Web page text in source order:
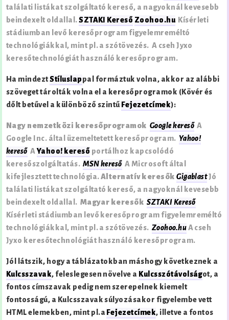
találati listákat szolgáltató kereső, a nagyoknál kevesebb
beindexelt oldallal.SZTAKI Kereső Zoohoo.huKísérleti
stádiumban levő keresőprogram figyelemreméltó
technológiákkal, mint pl. a szótövezés. A cseh Jyxo
keresőtechnológiát használó keresőprogram.
Ha mindeztStíluslappal formáztuk volna, akkor az alábbi
szöveget tárolták volna el a keresőprogramok (Kövér és
dőlt betűvel a különböző szintű Fejezetcímek):
Nagy nemzetközi keresőprogramok Google kereső A
Google Inc. által üzemeltetett keresőprogram. Yahoo!
kereső AYahoo! kereső portálhoz kapcsolódó
keresőszolgáltatás.MSN kereső A Microsoft által
kifejlesztett technológia.Alternatív keresők GigablastJó
találati listákat szolgáltató kereső, a nagyoknál kevesebb
beindexelt oldallal. Magyar keresőkSZTAKI Kereső
Kísérleti stádiumban levő keresőprogram figyelemreméltó
technológiákkal, mint pl. a szótövezés. Zoohoo.huA cseh
Jyxo keresőtechnológiát használó keresőprogram.
Jól látszik, hogy a táblázatokban máshogy következnek a
Kulcsszavak, feleslegesen növelve a Kulcsszótávolságot, a
fontos címszavak pedig nem szerepelnek kiemelt
fontosságú, a Kulcsszavak súlyozásakor figyelembe vett
HTML elemekben, mint pl.a Fejezetcímek, illetve a fontos